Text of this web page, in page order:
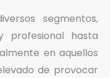
segmentos,
profesional hasta
en aquellos
de provocar